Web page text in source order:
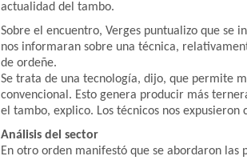
actualidad del tambo.
Sobre el encuentro, Verges puntualizo que se
nos informaran sobre una técnica,
de ordeñe.
Se trata de una tecnología, dijo, que permite
convencional. Esto genera producir más
el tambo, explico. Los técnicos nos expusieron
Análisis del sector
En otro orden manifestó que se abordaron las